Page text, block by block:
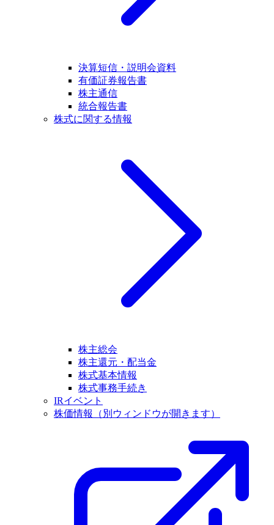
決算短信・説明会資料
有価証券報告書
株主通信
統合報告書
株式に関する情報
株主総会
株主還元・配当金
株式基本情報
株式事務手続き
IRイベント
株価情報
（別ウィンドウが開きます）